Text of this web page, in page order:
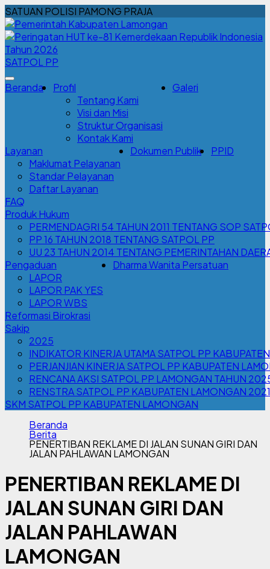
SATUAN POLISI PAMONG PRAJA
SATPOL PP
Beranda
Profil
Tentang Kami
Visi dan Misi
Struktur Organisasi
Kontak Kami
Galeri
Layanan
Maklumat Pelayanan
Standar Pelayanan
Daftar Layanan
Dokumen Publik PPID
FAQ
Produk Hukum
PERMENDAGRI 54 TAHUN 2011 TENTANG SOP
PP 16 TAHUN 2018 TENTANG SATPOL PP
UU 23 TAHUN 2014 TENTANG PEMERINTAHAN
Pengaduan
LAPOR
LAPOR PAK YES
LAPOR WBS
Dharma Wanita Persatuan
Reformasi Birokrasi
Sakip
2025
INDIKATOR KINERJA UTAMA SATPOL PP
PERJANJIAN KINERJA SATPOL PP KABUPATEN
RENCANA AKSI SATPOL PP LAMONGAN TAHUN
RENSTRA SATPOL PP KABUPATEN LAMONGAN
SKM SATPOL PP KABUPATEN LAMONGAN
Beranda
Berita
PENERTIBAN REKLAME DI JALAN SUNAN GIRI DAN
JALAN PAHLAWAN LAMONGAN
PENERTIBAN REKLAME DI
JALAN SUNAN GIRI DAN
JALAN PAHLAWAN
LAMONGAN